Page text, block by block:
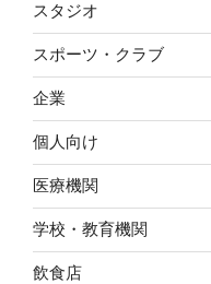
スタジオ
スポーツ・クラブ
企業
個人向け
医療機関
学校・教育機関
飲食店